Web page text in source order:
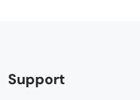
Support